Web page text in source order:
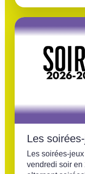
Les
Les soirées-
vendredi soir en